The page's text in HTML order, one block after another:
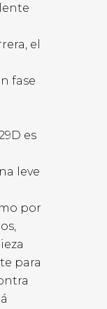
el
fase
es
leve
por
para